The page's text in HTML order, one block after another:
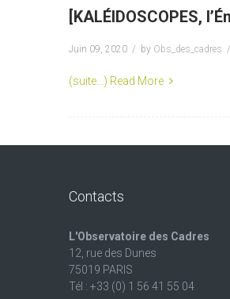
[KALÉIDOSCOPES,
Juin 09, 2020 by Obs_des_cadres
(suite…) Read More
Contacts
L'Observatoire des Cadres
12, rue des Dunes
75019 PARIS
Tél : +33 (0) 1 56 41 55 04